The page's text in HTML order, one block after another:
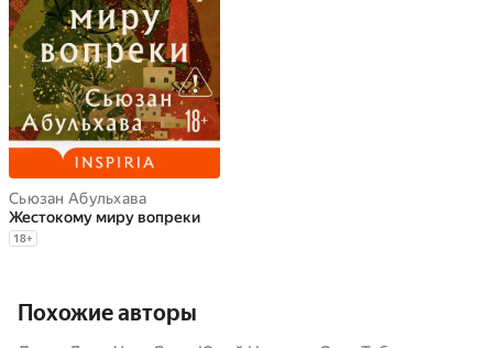
Сьюзан Абульхава
Жестокому миру вопреки
18+
Похожие авторы